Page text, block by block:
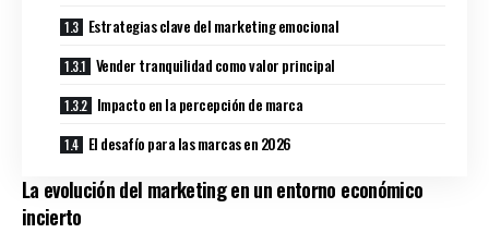
Estrategias clave del marketing emocional
Vender tranquilidad como valor principal
Impacto en la percepción de marca
El desafío para las marcas en 2026
La evolución del marketing en un entorno económico
incierto